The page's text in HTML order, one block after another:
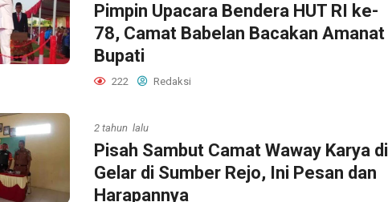
Pimpin Upacara Bendera HUT RI ke-
78, Camat Babelan Bacakan Amanat
Bupati
222 Redaksi
2 tahun lalu
Pisah Sambut Camat Waway Karya di
Gelar di Sumber Rejo, Ini Pesan dan
Harapannya